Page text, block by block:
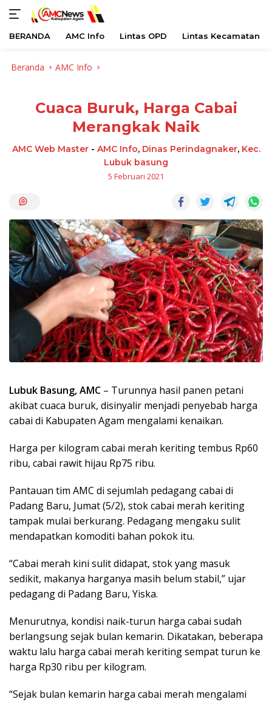
BERANDA AMC Info Lintas OPD Lintas Kecamatan
Beranda AMC Info
Cuaca Buruk, Harga Cabai
Merangkak Naik
AMC Web Master- AMC Info, Dinas Perindagnaker, Kec.
Lubuk basung
5 Februari 2021
Lubuk Basung, AMC – Turunnya hasil panen petani
akibat cuaca buruk, disinyalir menjadi penyebab harga
cabai di Kabupaten Agam mengalami kenaikan.
Harga per kilogram cabai merah keriting tembus Rp60
ribu, cabai rawit hijau Rp75 ribu.
Pantauan tim AMC di sejumlah pedagang cabai di
Padang Baru, Jumat (5/2), stok cabai merah keriting
tampak mulai berkurang. Pedagang mengaku sulit
mendapatkan komoditi bahan pokok itu.
“Cabai merah kini sulit didapat, stok yang masuk
sedikit, makanya harganya masih belum stabil,” ujar
pedagang di Padang Baru, Yiska.
Menurutnya, kondisi naik-turun harga cabai sudah
berlangsung sejak bulan kemarin. Dikatakan, beberapa
waktu lalu harga cabai merah keriting sempat turun ke
harga Rp30 ribu per kilogram.
“Sejak bulan kemarin harga cabai merah mengalami